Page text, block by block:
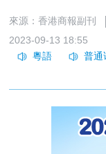
來源：香港商報副刊
2023-09-13 18:55